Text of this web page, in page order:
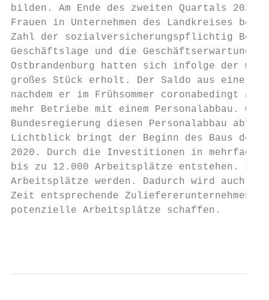
bilden. Am Ende des zweiten Quartals 2020
Frauen in Unternehmen des Landkreises
Zahl der sozialversicherungspflichtig
Geschäftslage und die
Ostbrandenburg hatten sich infolge der
großes Stück erholt. Der Saldo aus einer
nachdem er im Frühsommer coronabedingt
mehr Betriebe mit einem Personalabbau. Ob
Bundesregierung diesen Personalabbau
Lichtblick bringt der Beginn des Baus des
2020. Durch die Investitionen in
bis zu 12.000 Arbeitsplätze entstehen. In
Arbeitsplätze werden. Dadurch wird auch
Zeit entsprechende Zuliefererunternehmen
potenzielle Arbeitsplätze schaffen.